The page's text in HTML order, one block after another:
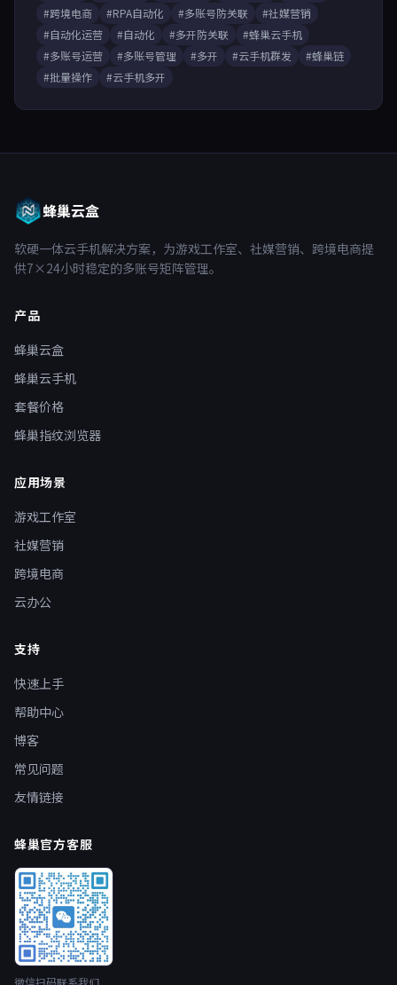
#跨境电商
#RPA自动化 #多账号防关联
#社媒营销
#自动化运营
#自动化 #多开防关联
#蜂巢云手机
#多账号运营
#多账号管理 #多开 #云手机群发
#蜂巢链
#批量操作
#云手机多开
蜂巢云盒
软硬一体云手机解决方案，为游戏工作室、社媒营销、跨境电商提
供7×24小时稳定的多账号矩阵管理。
产品
蜂巢云盒
蜂巢云手机
套餐价格
蜂巢指纹浏览器
应用场景
游戏工作室
社媒营销
跨境电商
云办公
支持
快速上手
帮助中心
博客
常见问题
友情链接
蜂巢官方客服
微信扫码联系我们